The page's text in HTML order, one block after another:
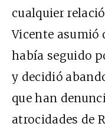
cualquier
Vicente asumió
había seguido
y decidió
que han
atrocidades de